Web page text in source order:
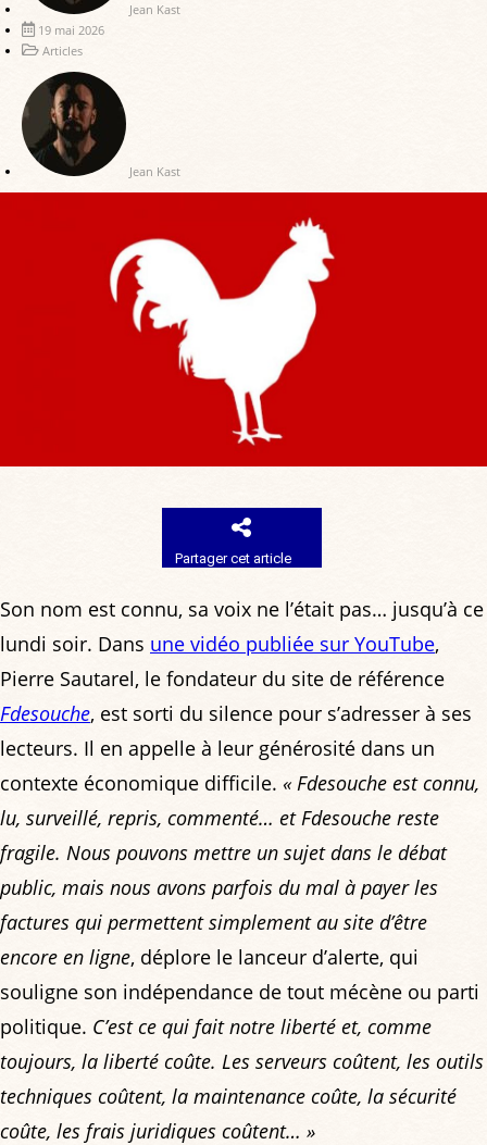
Jean Kast
19 mai 2026
Articles
Jean Kast
Partager cet article
Son nom est connu, sa voix ne l’était pas… jusqu’à ce
lundi soir. Dans une vidéo publiée sur YouTube,
Pierre Sautarel, le fondateur du site de référence
Fdesouche, est sorti du silence pour s’adresser à ses
lecteurs. Il en appelle à leur générosité dans un
contexte économique difficile. « Fdesouche est connu,
lu, surveillé, repris, commenté… et Fdesouche reste
fragile. Nous pouvons mettre un sujet dans le débat
public, mais nous avons parfois du mal à payer les
factures qui permettent simplement au site d’être
encore en ligne, déplore le lanceur d’alerte, qui
souligne son indépendance de tout mécène ou parti
politique. C’est ce qui fait notre liberté et, comme
toujours, la liberté coûte. Les serveurs coûtent, les outils
techniques coûtent, la maintenance coûte, la sécurité
coûte, les frais juridiques coûtent… »